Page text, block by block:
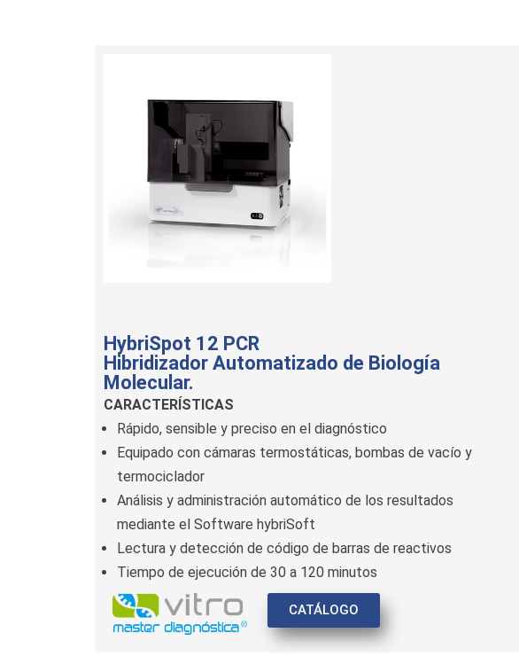
HybriSpot 12 PCR
Hibridizador Automatizado de Biología
Molecular.
CARACTERÍSTICAS
Rápido, sensible y preciso en el diagnóstico
Equipado con cámaras termostáticas, bombas de vacío y
termociclador
Análisis y administración automático de los resultados
mediante el Software hybriSoft
Lectura y detección de código de barras de reactivos
Tiempo de ejecución de 30 a 120 minutos
CATÁLOGO